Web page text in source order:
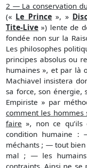
2 — La conservation
(« Le Prince», »
Tite-Live ») lente de
fondée non sur la
Les philosophes
principes absolus ou
humaines », et par là
Machiavel insistera
sa force, son énergie,
Empiriste » par
comment les hommes
faire », non ce
condition humaine :
méchants ; — tout bien
mal ; — les
contraints. Ainsi ne se